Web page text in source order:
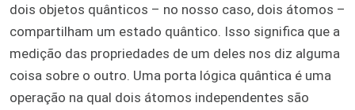
dois objetos quânticos – no nosso caso, dois átomos –
compartilham um estado quântico. Isso significa que a
medição das propriedades de um deles nos diz alguma
coisa sobre o outro. Uma porta lógica quântica é uma
operação na qual dois átomos independentes são